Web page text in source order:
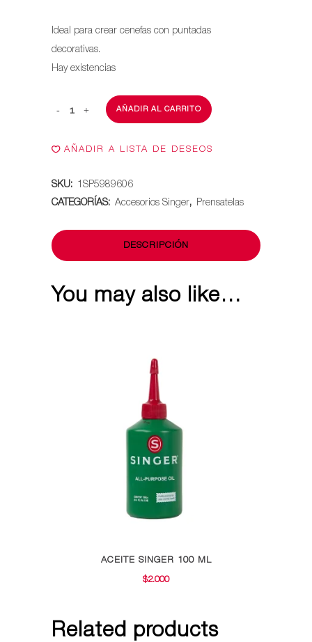
Ideal para crear cenefas con puntadas
decorativas.
Hay existencias
Prensatelas
paralela
AÑADIR AL CARRITO
AÑADIR A LISTA DE DESEOS
SKU:
1SP5989606
CATEGORÍAS: Accesorios Singer, Prensatelas
DESCRIPCIÓN
You may also like…
ACEITE SINGER 100 ML
$2.000
Related products